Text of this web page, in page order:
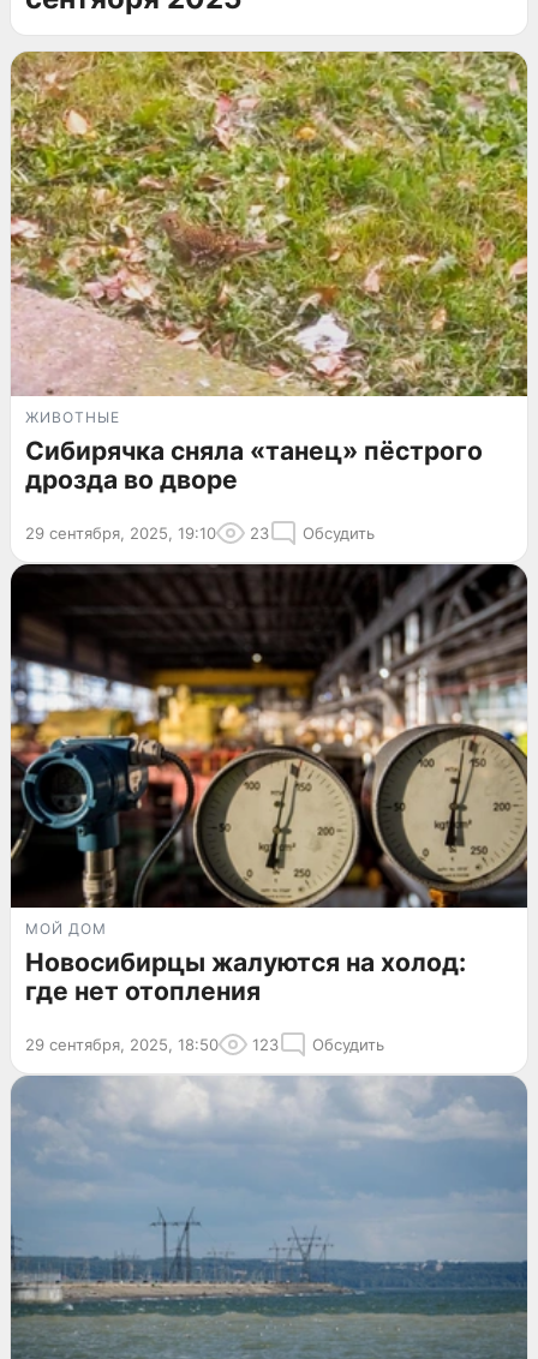
ЖИВОТНЫЕ
Сибирячка сняла «танец» пёстрого
дрозда во дворе
29 сентября, 2025, 19:10 23 Обсудить
МОЙ ДОМ
Новосибирцы жалуются на холод:
где нет отопления
29 сентября, 2025, 18:50 123 Обсудить